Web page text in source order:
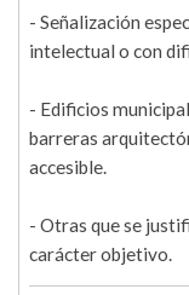
- Señalización
intelectual o con
- Edificios
barreras
accesible.
- Otras que se
carácter objetivo.